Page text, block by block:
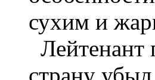
сухим и
Лейтенант